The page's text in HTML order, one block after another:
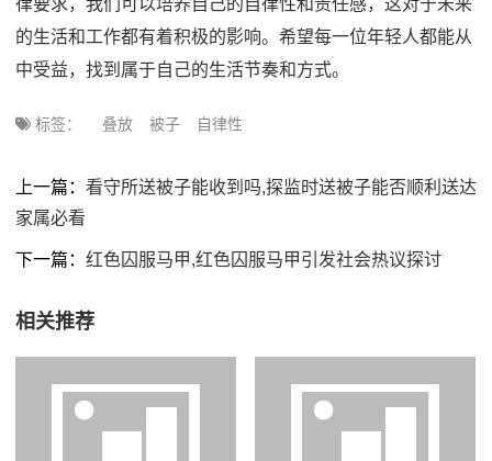
律要求，我们可以培养自己的自律性和责任感，这对于未来
的生活和工作都有着积极的影响。希望每一位年轻人都能从
中受益，找到属于自己的生活节奏和方式。
标签： 叠放 被子 自律性
上一篇： 看守所送被子能收到吗,探监时送被子能否顺利送达
家属必看
下一篇： 红色囚服马甲,红色囚服马甲引发社会热议探讨
相关推荐